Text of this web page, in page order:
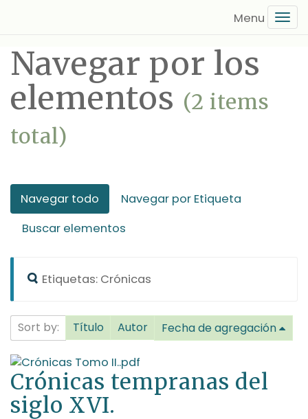
principal
Navegar por los
elementos (2 items
total)
Navegar todo
Navegar por Etiqueta
Buscar elementos
Etiquetas: Crónicas
Sort by: Título Autor Fecha de agregación
Crónicas tempranas del
siglo XVI.